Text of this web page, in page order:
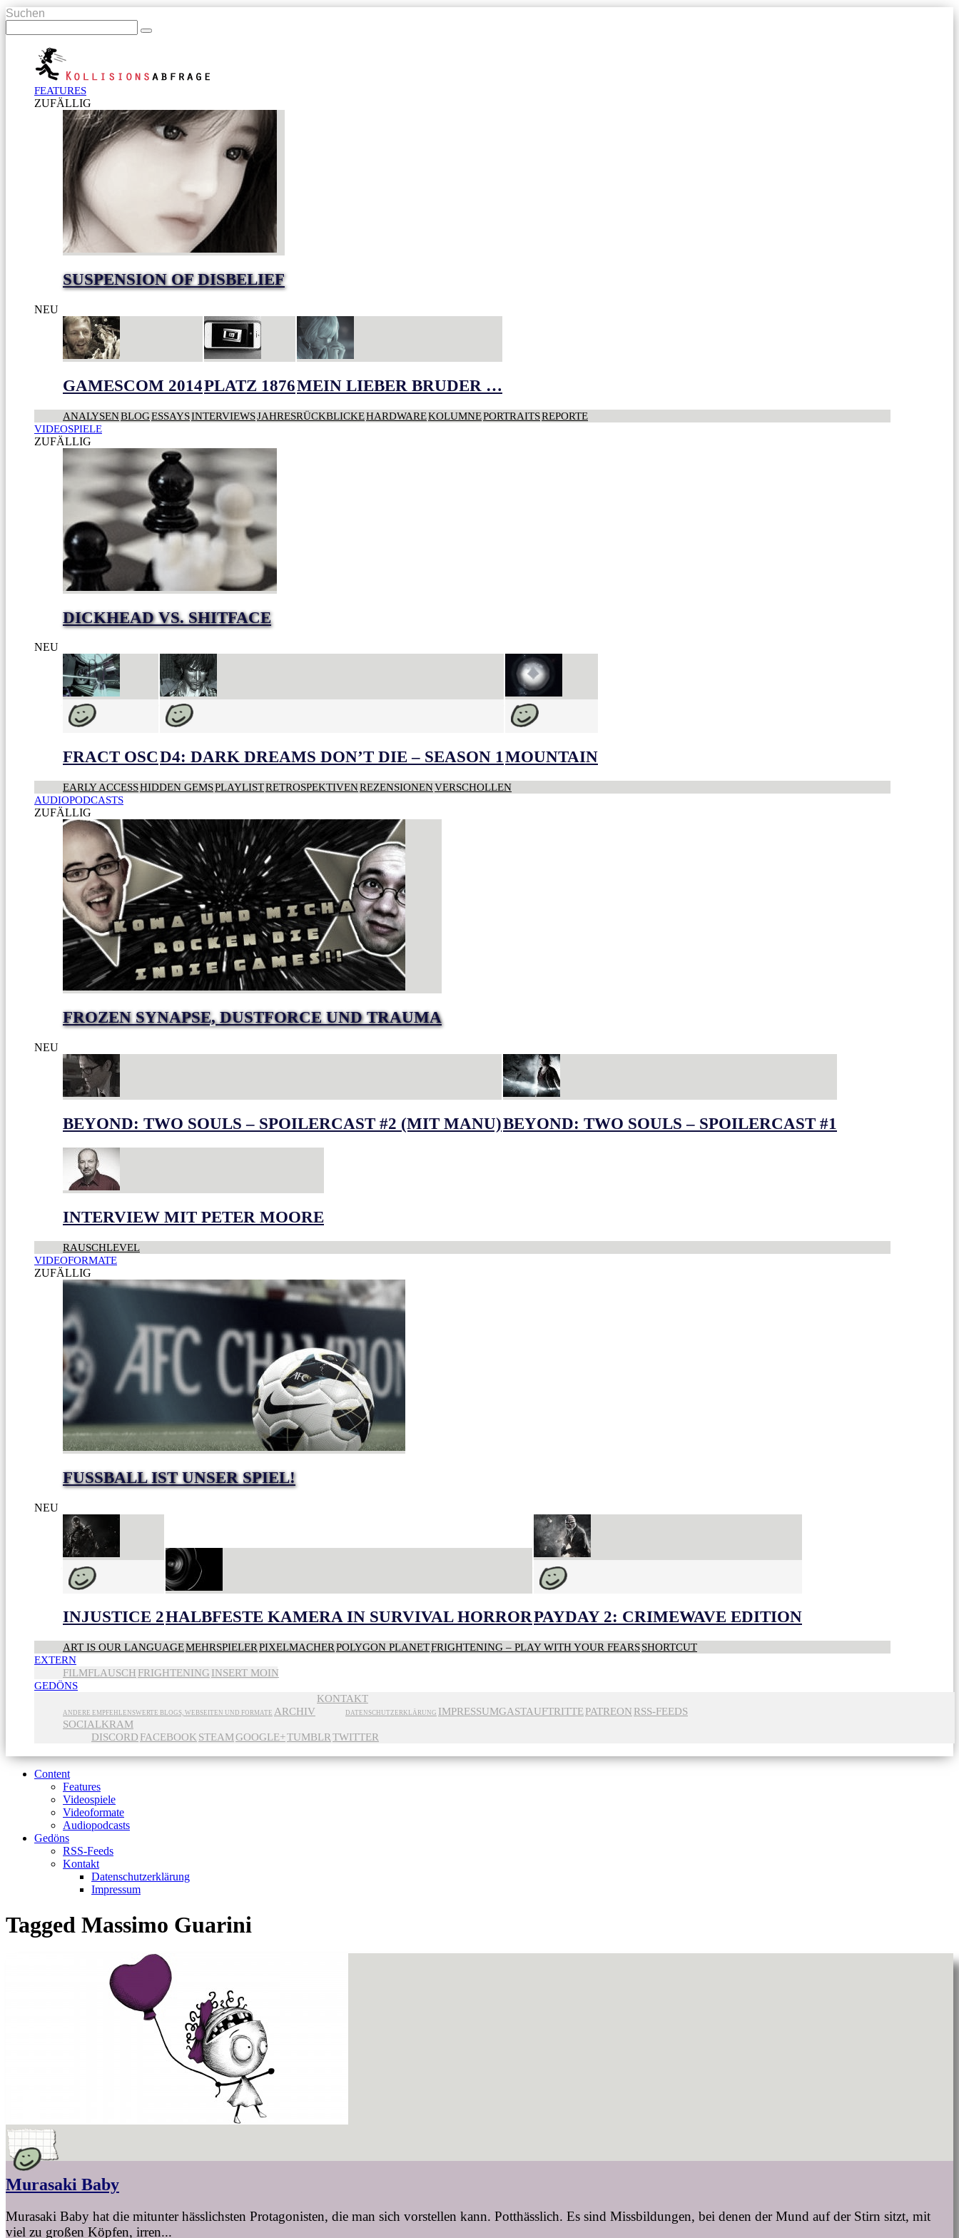
Suchen
FEATURES
ZUFÄLLIG
SUSPENSION OF DISBELIEF
NEU
GAMESCOM 2014PLATZ 1876MEIN LIEBER BRUDER …
ANALYSENBLOGESSAYSINTERVIEWSJAHRESRÜCKBLICKEHARDWAREKOLUMNEPORTRAITSREPORTE
VIDEOSPIELE
ZUFÄLLIG
DICKHEAD VS. SHITFACE
NEU
FRACT OSCD4: DARK DREAMS DON’T DIE – SEASON 1MOUNTAIN
EARLY ACCESSHIDDEN GEMSPLAYLISTRETROSPEKTIVENREZENSIONENVERSCHOLLEN
AUDIOPODCASTS
ZUFÄLLIG
FROZEN SYNAPSE, DUSTFORCE UND TRAUMA
NEU
BEYOND: TWO SOULS – SPOILERCAST #2 (MIT MANU)BEYOND: TWO SOULS – SPOILERCAST #1
INTERVIEW MIT PETER MOORE
RAUSCHLEVEL
VIDEOFORMATE
ZUFÄLLIG
FUSSBALL IST UNSER SPIEL!
NEU
INJUSTICE 2HALBFESTE KAMERA IN SURVIVAL HORRORPAYDAY 2: CRIMEWAVE EDITION
ART IS OUR LANGUAGEMEHRSPIELERPIXELMACHERPOLYGON PLANETFRIGHTENING – PLAY WITH YOUR FEARSSHORTCUT
EXTERN
FILMFLAUSCH FRIGHTENING INSERT MOIN
GEDÖNS
ANDERE EMPFEHLENSWERTE BLOGS, WEBSEITEN UND FORMATE ARCHIV
KONTAKT
DATENSCHUTZERKLÄRUNG IMPRESSUMGASTAUFTRITTEPATREON RSS-FEEDS
SOCIALKRAM
DISCORD FACEBOOK STEAMGOOGLE+TUMBLRTWITTER
Content
Features
Videospiele
Videoformate
Audiopodcasts
Gedöns
RSS-Feeds
Kontakt
Datenschutzerklärung
Impressum
Tagged Massimo Guarini
Murasaki Baby
Murasaki Baby hat die mitunter hässlichsten Protagonisten, die man sich vorstellen kann. Potthässlich. Es sind Missbildungen, bei denen der Mund auf der Stirn sitzt, mit
viel zu großen Köpfen, irren...